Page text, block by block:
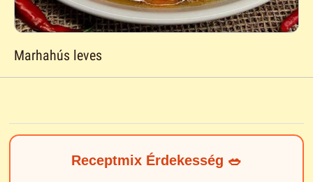
Marhahús leves
Receptmix Érdekesség 🥗